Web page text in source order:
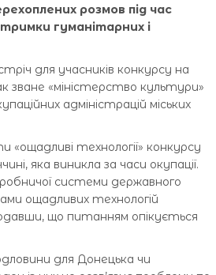
розмов під час
гуманітарних і
для учасників конкурсу на
зване «міністерство культури»
адміністрацій міських
технології» конкурсу
яка виникла за часи окупації.
системи державного
ощадливих технологій
що питанням опікується
для Донецька чи